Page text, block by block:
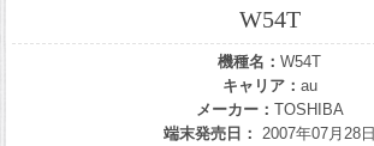
W54T
機種名： W54T
キャリア： au
メーカー： TOSHIBA
端末発売日： 2007年07月28日